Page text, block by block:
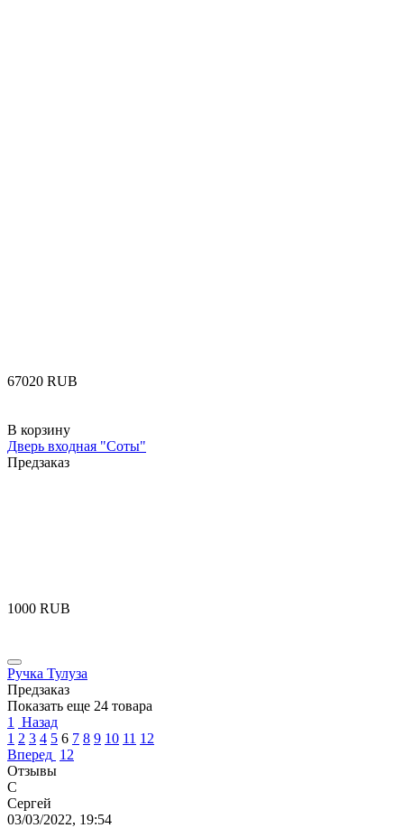
‍67020‍ RUB
В корзину
Дверь входная "Соты"
Предзаказ
‍1000‍ RUB
Ручка Тулуза
Предзаказ
Показать еще 24 товара
1
Назад
1 2 3 4 5 6 7 8 9 10 11 12
Вперед 12
Отзывы
С
Сергей
03/03/2022, 19:54